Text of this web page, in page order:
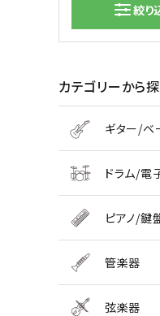
絞り
カテゴリーから
ギター/ベ
ドラム/電
ピアノ/鍵
管楽器
弦楽器